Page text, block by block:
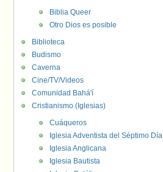
Biblia Queer
Otro Dios es posible
Biblioteca
Budismo
Caverna
Cine/TV/Videos
Comunidad Bahá'í
Cristianismo (Iglesias)
Cuáqueros
Iglesia Adventista del Séptimo Día
Iglesia Anglicana
Iglesia Bautista